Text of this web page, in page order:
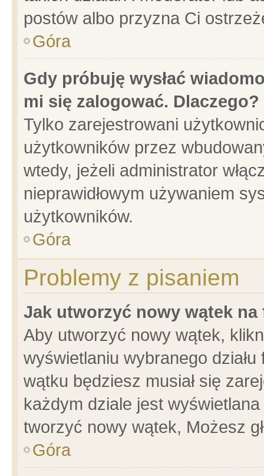
postów albo przyzna Ci
Góra
Gdy próbuję wysłać
mi się zalogować. Dlaczego?
Tylko zarejestrowani
użytkowników przez
wtedy, jeżeli administrator
nieprawidłowym używaniem
użytkowników.
Góra
Problemy z pisaniem
Jak utworzyć nowy wątek na
Aby utworzyć nowy wątek,
wyświetlaniu wybranego
wątku będziesz musiał się
każdym dziale jest
tworzyć nowy wątek, Możesz
Góra